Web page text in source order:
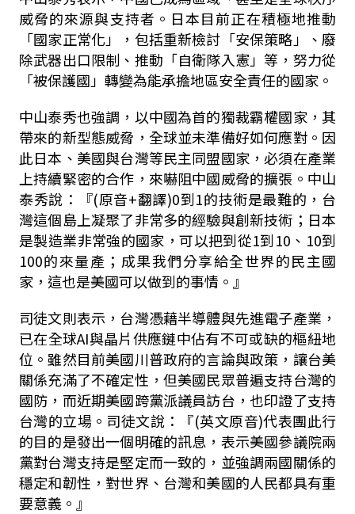
威脅的來源與支持者。日本目前正在積極地推動
「國家正常化」，包括重新檢討「安保策略」、廢
除武器出口限制、推動「自衛隊入憲」等，努力從
「被保護國」轉變為能承擔地區安全責任的國家。
中山泰秀也強調，以中國為首的獨裁霸權國家，其
帶來的新型態威脅，全球並未準備好如何應對。因
此日本、美國與台灣等民主同盟國家，必須在產業
上持續緊密的合作，來嚇阻中國威脅的擴張。中山
泰秀說：『(原音+翻譯)0到1的技術是最難的，台
灣這個島上凝聚了非常多的經驗與創新技術；日本
是製造業非常強的國家，可以把到從1到10、10到
100的來量產；成果我們分享給全世界的民主國
家，這也是美國可以做到的事情。』
司徒文則表示，台灣憑藉半導體與先進電子產業，
已在全球AI與晶片供應鏈中佔有不可或缺的樞紐地
位。雖然目前美國川普政府的言論與政策，讓台美
關係充滿了不確定性，但美國民眾普遍支持台灣的
國防，而近期美國跨黨派議員訪台，也印證了支持
台灣的立場。司徒文說：『(英文原音)代表團此行
的目的是發出一個明確的訊息，表示美國參議院兩
黨對台灣支持是堅定而一致的，並強調兩國關係的
穩定和韌性，對世界、台灣和美國的人民都具有重
要意義。』